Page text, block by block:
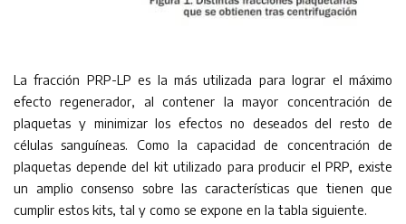
La fracción PRP-LP es la más utilizada para lograr el máximo
efecto regenerador, al contener la mayor concentración de
plaquetas y minimizar los efectos no deseados del resto de
células sanguíneas. Como la capacidad de concentración de
plaquetas depende del kit utilizado para producir el PRP, existe
un amplio consenso sobre las características que tienen que
cumplir estos kits, tal y como se expone en la tabla siguiente.